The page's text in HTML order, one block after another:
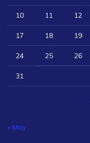
10 11 12
17 18 19
24 25 26
31
« May